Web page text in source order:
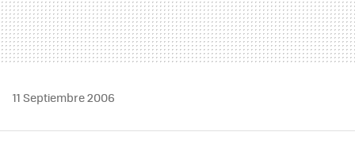
11 Septiembre 2006